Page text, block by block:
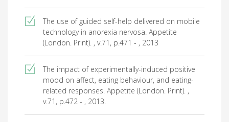
The use of guided self-help delivered on mobile
technology in anorexia nervosa. Appetite
(London. Print). , v.71, p.471 - , 2013
The impact of experimentally-induced positive
mood on affect, eating behaviour, and eating-
related responses. Appetite (London. Print). ,
v.71, p.472 - , 2013.